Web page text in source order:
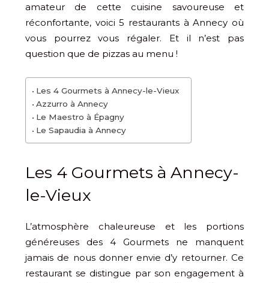
amateur de cette cuisine savoureuse et
réconfortante, voici 5 restaurants à Annecy où
vous pourrez vous régaler. Et il n’est pas
question que de pizzas au menu !
Les 4 Gourmets à Annecy-le-Vieux
Azzurro à Annecy
Le Maestro à Épagny
Le Sapaudia à Annecy
Les 4 Gourmets à Annecy-
le-Vieux
L’atmosphère chaleureuse et les portions
généreuses des 4 Gourmets ne manquent
jamais de nous donner envie d’y retourner. Ce
restaurant se distingue par son engagement à